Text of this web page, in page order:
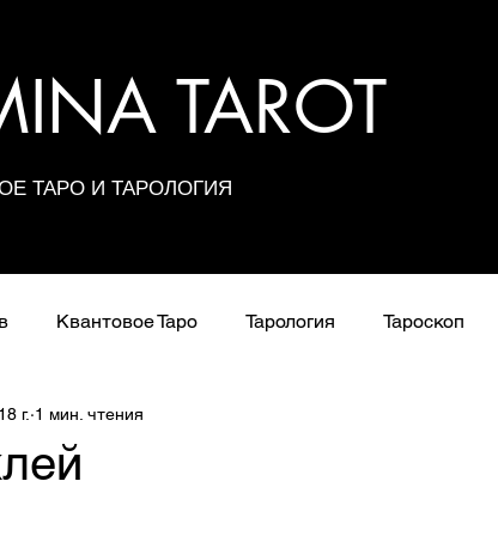
ТАРО И ТАРОЛОГИЯ
Квантовое Таро Тарология Тароскоп
Расклады
г. 1 мин. чтения
5 звезд.
TAROT